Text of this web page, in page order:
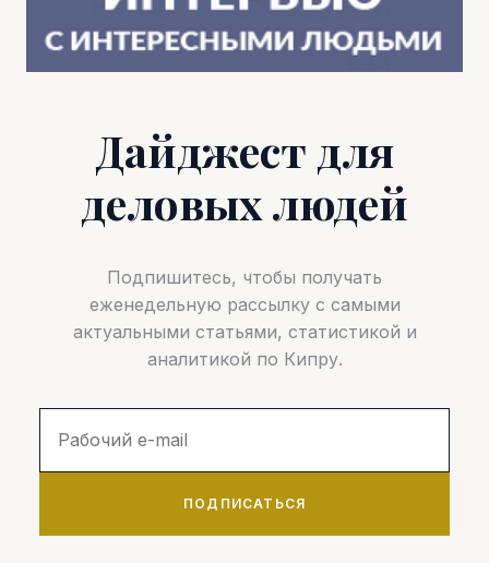
Дайджест для
деловых людей
Подпишитесь, чтобы получать
еженедельную рассылку с самыми
актуальными статьями, статистикой и
аналитикой по Кипру.
ПОДПИСАТЬСЯ